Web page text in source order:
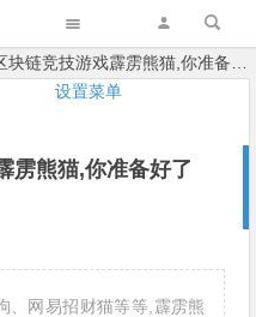
设置菜单
链竞技游戏霹雳熊猫,你准备好了吗？
雳熊猫,你准备好了
、网易招财猫等等,霹雳熊